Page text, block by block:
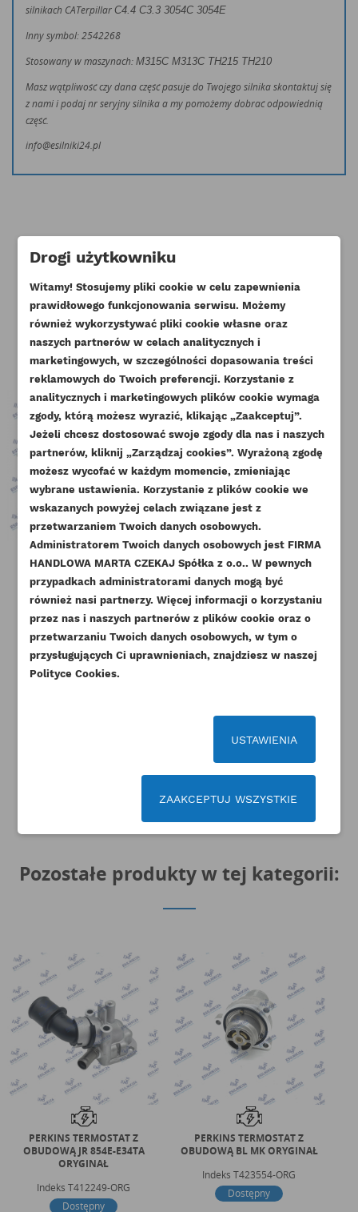
DODAJ DO LISTY ŻYCZEŃ
add_circle_outline Stwórz nową listę życzeń
UTWÓRZ LISTĘ ŻYCZEŃ
NAZWA LISTY ŻYCZEŃ
Anuluj Utwórz listę życzeń
ZALOGUJ SIĘ
Musisz być zalogowany by zapisać produkty na
swojej liście życzeń.
Anuluj Zaloguj się
silnikach CATerpillar C4.4 C3.3 3054C 3054E
Inny symbol: 2542268
Stosowany w maszynach: M315C M313C TH215 TH210
Masz wątpliwość czy dana część pasuje do Twojego silnika skontaktuj się
z nami i podaj nr seryjny silnika a my pomożemy dobrać odpowiednią
część.
info@esilniki24.pl
Klienci którzy zakupili ten produkt
kupili również:
CAT USZCZELKA POKRYWY
ROZRZĄDU 3054C 3054E
ORYGINAŁ
Indeks226-8766-ORG
Dostępny
215,25 złBrutto
CAT ŚRUBA GŁOWICY KRÓTKA
3054C C4.4 ORYGINAŁ
Indeks
225-5501-ORG
Dostępny
35,67 złBrutto
Pozostałe produkty w tej kategorii:
PERKINS TERMOSTAT Z
OBUDOWĄ JR 854E-E34TA
ORYGINAŁ
Indeks T412249-ORG
Dostępny
PERKINS TERMOSTAT Z
OBUDOWĄ BL MK ORYGINAŁ
Indeks T423554-ORG
Dostępny
Drogi użytkowniku
Witamy! Stosujemy pliki cookie w celu zapewnienia
prawidłowego funkcjonowania serwisu. Możemy
również wykorzystywać pliki cookie własne oraz
naszych partnerów w celach analitycznych i
marketingowych, w szczególności dopasowania treści
reklamowych do Twoich preferencji. Korzystanie z
analitycznych i marketingowych plików cookie wymaga
zgody, którą możesz wyrazić, klikając „Zaakceptuj”.
Jeżeli chcesz dostosować swoje zgody dla nas i naszych
partnerów, kliknij „Zarządzaj cookies”. Wyrażoną zgodę
możesz wycofać w każdym momencie, zmieniając
wybrane ustawienia. Korzystanie z plików cookie we
wskazanych powyżej celach związane jest z
przetwarzaniem Twoich danych osobowych.
Administratorem Twoich danych osobowych jest FIRMA
HANDLOWA MARTA CZEKAJ Spółka z o.o.. W pewnych
przypadkach administratorami danych mogą być
również nasi partnerzy. Więcej informacji o korzystaniu
przez nas i naszych partnerów z plików cookie oraz o
przetwarzaniu Twoich danych osobowych, w tym o
przysługujących Ci uprawnieniach, znajdziesz w naszej
Polityce Cookies.
USTAWIENIA
ZAAKCEPTUJ WSZYSTKIE